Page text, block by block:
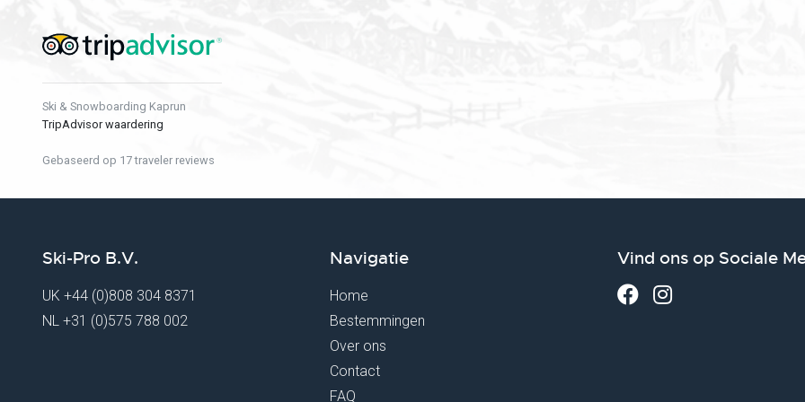
Ski & Snowboarding Kaprun
TripAdvisor waardering
Gebaseerd op 17 traveler reviews
Ski-Pro B.V.
UK +44 (0)808 304 8371
NL +31 (0)575 788 002
Navigatie
Home
Bestemmingen
Over ons
Contact
FAQ
Vind ons op Sociale